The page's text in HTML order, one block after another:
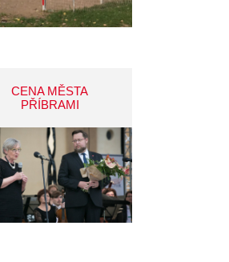
CENA MĚSTA
PŘÍBRAMI